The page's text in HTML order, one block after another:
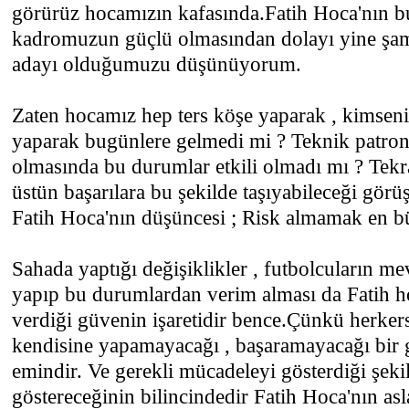
görürüz hocamızın kafasında.Fatih Hoca'nın
kadromuzun güçlü olmasından dolayı yine
adayı olduğumuzu düşünüyorum.
Zaten hocamız hep ters köşe yaparak ,
yaparak bugünlere gelmedi mi ? Teknik
olmasında bu durumlar etkili olmadı mı ?
üstün başarılara bu şekilde taşıyabileceği
Fatih Hoca'nın düşüncesi ; Risk almamak en
Sahada yaptığı değişiklikler , futbolcuların
yapıp bu durumlardan verim alması da Fatih
verdiği güvenin işaretidir bence.Çünkü
kendisine yapamayacağı , başaramayacağı
emindir. Ve gerekli mücadeleyi gösterdiği
göstereceğinin bilincindedir Fatih Hoca'nın